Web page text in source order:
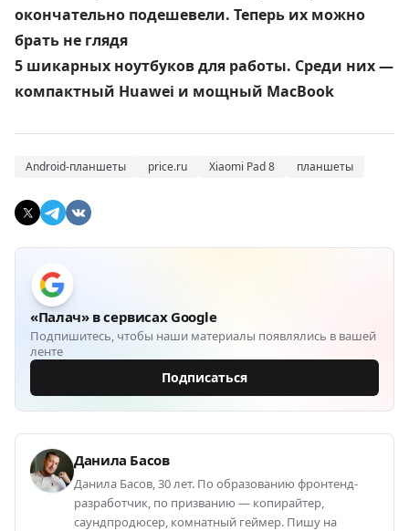
окончательно подешевели. Теперь их можно
брать не глядя
5 шикарных ноутбуков для работы. Среди них —
компактный Huawei и мощный MacBook
Android-планшеты price.ru Xiaomi Pad 8 планшеты
«Палач» в сервисах Google
Подпишитесь, чтобы наши материалы появлялись в вашей
ленте
Подписаться
Данила Басов
Данила Басов, 30 лет. По образованию фронтенд-
разработчик, по призванию — копирайтер,
саундпродюсер, комнатный геймер. Пишу на